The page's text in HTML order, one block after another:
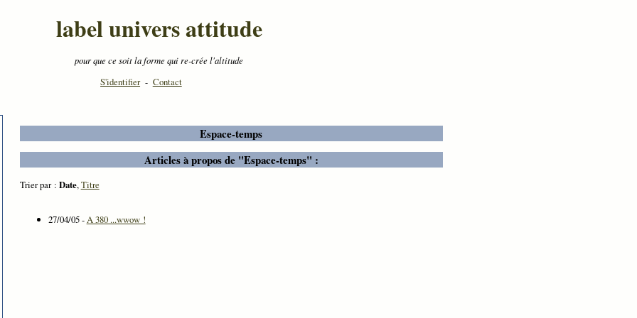
label univers attitude
pour que ce soit la forme qui re-crée l'altitude
S'identifier - Contact
Espace-temps
Articles à propos de "Espace-temps" :
Trier par : Date,Titre
27/04/05 -A 380 ...wwow !